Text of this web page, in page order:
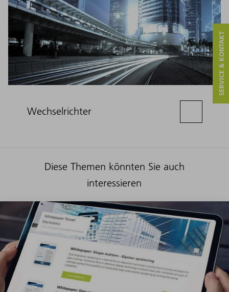
Wechselrichter
Diese Themen könnten Sie auch
interessieren
SERVICE & KONTAKT